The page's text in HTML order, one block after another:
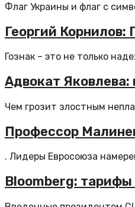
Флаг Украины и флаг с
Георгий Корнилов:
Гознак – это не только
Адвокат Яковлева:
Чем грозит злостным
Профессор
. Лидеры Евросоюза
Bloomberg: